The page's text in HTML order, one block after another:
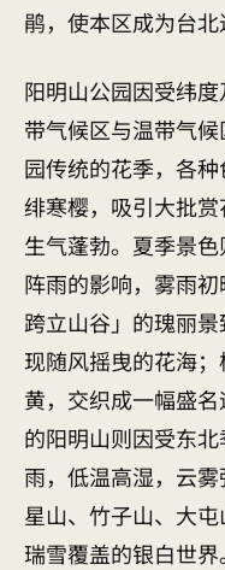
鹃，使本区成为台北
阳明山公园因受纬
带气候区与温带气
园传统的花季，各
绯寒樱，吸引大批
生气蓬勃。夏季景
阵雨的影响，雾雨
跨立山谷」的瑰丽
现随风摇曳的花海
黄，交织成一幅盛
的阳明山则因受东
雨，低温高湿，云
星山、竹子山、大
瑞雪覆盖的银白世界